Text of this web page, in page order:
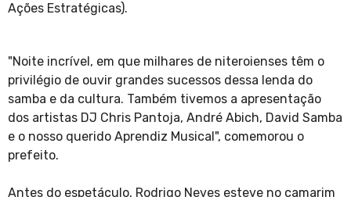
Ações Estratégicas).
"Noite incrível, em que milhares de niteroienses têm o
privilégio de ouvir grandes sucessos dessa lenda do
samba e da cultura. Também tivemos a apresentação
dos artistas DJ Chris Pantoja, André Abich, David Samba
e o nosso querido Aprendiz Musical", comemorou o
prefeito.
Antes do espetáculo, Rodrigo Neves esteve no camarim